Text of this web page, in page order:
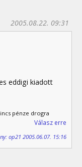
2005.08.22. 09:31
eddigi kiadott
pénze drogra
Válasz erre
op21 2005.06.07. 15:16